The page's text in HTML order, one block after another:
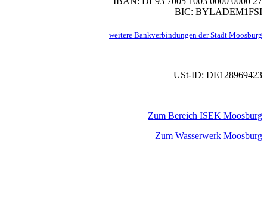
BIC: BYLADEM1FSI
weitere Bankverbindungen der Stadt Moosburg
USt-ID: DE128969423
Zum Bereich ISEK Moosburg
Zum Wasserwerk Moosburg